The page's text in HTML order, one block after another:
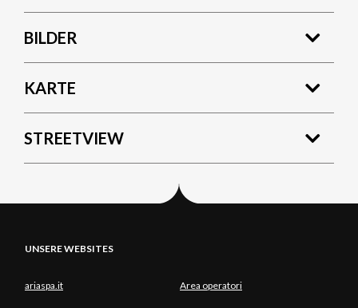
BILDER
KARTE
STREETVIEW
UNSERE WEBSITES
ariaspa.it Area operatori